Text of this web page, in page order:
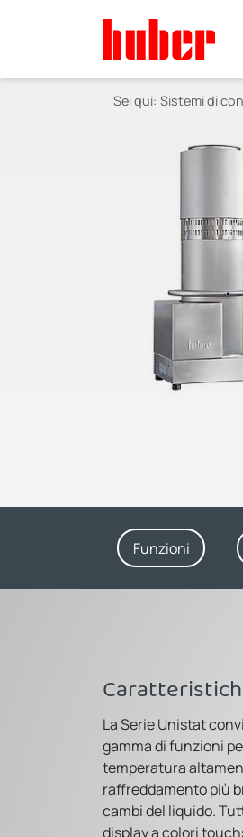
Sei qui: Sistemi di
Funzioni
La Serie Unistat
gamma di funzioni
temperatura
raffreddamento più
cambi del liquido.
display a colori